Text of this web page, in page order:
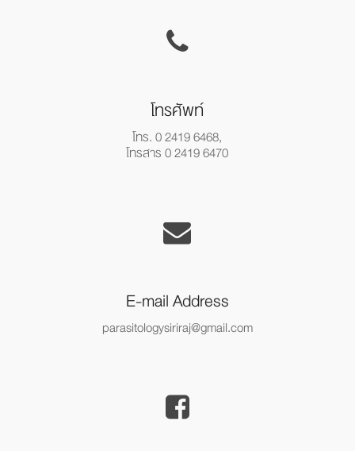
โทรศัพท์
โทร. 0 2419 6468,
โทรสาร 0 2419 6470
E-mail Address
parasitologysiriraj@gmail.com